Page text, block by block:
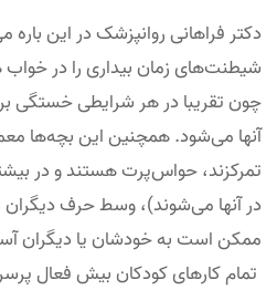
دکتر فراهانی روانپزشک در این
شیطنت‌های زمان بیداری را در
چون تقریبا در هر شرایطی خستگی
آنها می‌شود. همچنین این بچه‌ها
تمرکزند، حواس‌پرت هستند و در
در آنها می‌شوند)، وسط حرف دیگران
ممکن است به خودشان یا دیگران
تمام کارهای کودکان بیش فعال